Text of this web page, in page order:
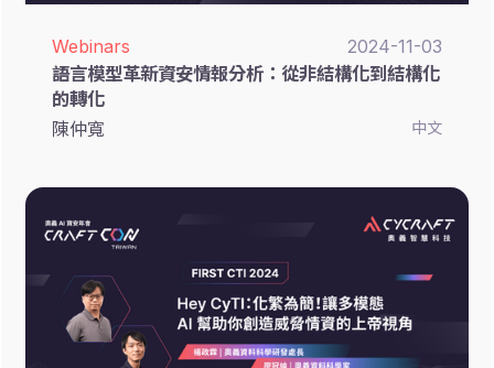
Webinars
2024-11-03
語言模型革新資安情報分析：從非結構化到結構化
的轉化
陳仲寬 中文